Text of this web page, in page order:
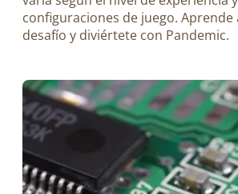
configuraciones de juego. Aprende
desafío y diviértete con Pandemic.